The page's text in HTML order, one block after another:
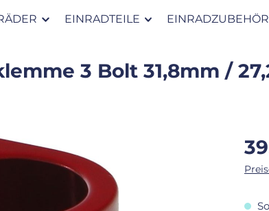
EINRADTEILE EINRADZUBEHÖR
3 Bolt 31,8mm /